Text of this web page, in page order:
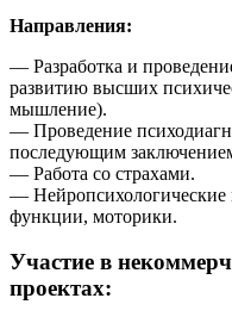
Направления:
— Разработка и
развитию высших
мышление).
— Проведение
последующим
— Работа со страхами.
— Нейропсихологические
функции, моторики.
Участие в
проектах: